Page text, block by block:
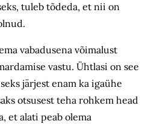
, tuleb tõdeda, et nii on
vabadusena võimalust
vastu. Ühtlasi on see
järjest enam ka igaühe
otsusest teha rohkem head
et alati peab olema